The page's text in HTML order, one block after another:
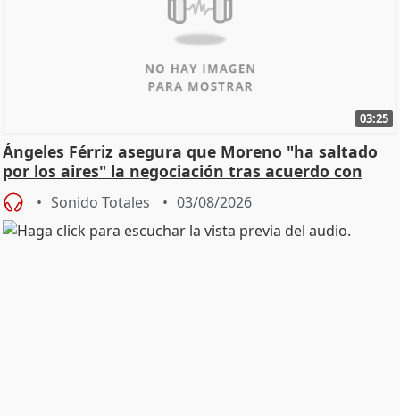
03:25
Ángeles Férriz asegura que Moreno "ha saltado
por los aires" la negociación tras acuerdo con
SMA
Sonido Totales 03/08/2026